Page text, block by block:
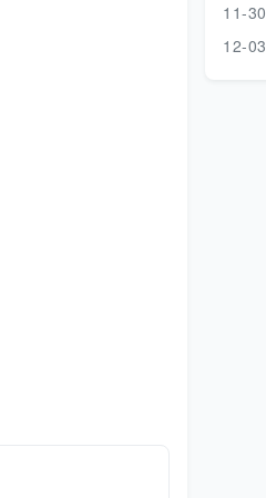
11-30
12-03